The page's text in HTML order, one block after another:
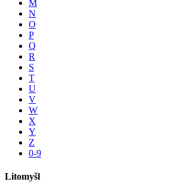
M
N
O
P
Q
R
S
T
U
V
W
X
Y
Z
0-9
Litomyšl